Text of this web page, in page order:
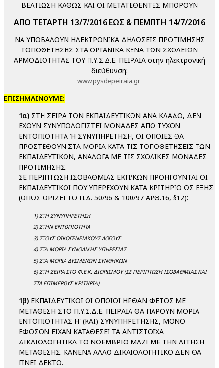
ΒΕΛΤΙΩΣΗ ΚΑΘΩΣ ΚΑΙ ΟΙ ΜΕΤΑΤΕΘΕΝΤΕΣ ΜΠΟΡΟΥΝ
ΑΠΟ ΤΕΤΑΡΤΗ 13/7/2016 ΕΩΣ & ΠΕΜΠΤΗ 14/7/2016
ΝΑ ΥΠΟΒΑΛΟΥΝ ΗΛΕΚΤΡΟΝΙΚΑ ΔΗΛΩΣΕΙΣ ΠΡΟΤΙΜΗΣΗΣ
ΤΟΠΟΘΕΤΗΣΗΣ ΣΤΑ ΟΡΓΑΝΙΚΑ ΚΕΝΑ ΤΩΝ ΣΧΟΛΕΙΩΝ
ΑΡΜΟΔΙΟΤΗΤΑΣ ΤΟΥ Π.Υ.Σ.Δ.Ε. ΠΕΙΡΑΙΑ στην ηλεκτρονική
διεύθυνση:
www.pysdepeiraia.gr
ΕΠΙΣΗΜΑΙΝΟΥΜΕ:
1α) ΣΤΗ ΣΕΙΡΑ ΤΩΝ ΕΚΠΑΙΔΕΥΤΙΚΩΝ ΑΝΑ ΚΛΑΔΟ, ΔΕΝ
ΕΧΟΥΝ ΣΥΝΥΠΟΛΟΓΙΣΤΕΙ ΜΟΝΑΔΕΣ ΑΠΟ ΤΥΧΟΝ
ΕΝΤΟΠΙΟΤΗΤΑ Ή ΣΥΝΥΠΗΡΕΤΗΣΗ, ΟΙ ΟΠΟΙΕΣ ΘΑ
ΠΡΟΣΤΕΘΟΥΝ ΣΤΑ ΜΟΡΙΑ ΚΑΤΑ ΤΙΣ ΤΟΠΟΘΕΤΗΣΕΙΣ ΤΩΝ
ΕΚΠΑΙΔΕΥΤΙΚΩΝ, ΑΝΑΛΟΓΑ ΜΕ ΤΙΣ ΣΧΟΛΙΚΕΣ ΜΟΝΑΔΕΣ
ΠΡΟΤΙΜΗΣΗΣ.
ΣΕ ΠΕΡΙΠΤΩΣΗ ΙΣΟΒΑΘΜΙΑΣ ΕΚΠ/ΚΩΝ ΠΡΟΗΓΟΥΝΤΑΙ ΟΙ
ΕΚΠΑΙΔΕΥΤΙΚΟΙ ΠΟΥ ΥΠΕΡΕΧΟΥΝ ΚΑΤΑ ΚΡΙΤΗΡΙΟ ΩΣ ΕΞΗΣ
(ΟΠΩΣ ΟΡΙΖΕΙ ΤΟ Π.Δ. 50/96 & 100/97 ΑΡΘ.16, §12):
1) ΣΤΗ ΣΥΝΥΠΗΡΕΤΗΣΗ
2) ΣΤΗΝ ΕΝΤΟΠΙΟΤΗΤΑ
3) ΣΤΟΥΣ ΟΙΚΟΓΕΝΕΙΑΚΟΥΣ ΛΟΓΟΥΣ
4) ΣΤΑ ΜΟΡΙΑ ΣΥΝΟΛΙΚΗΣ ΥΠΗΡΕΣΙΑΣ
5) ΣΤΑ ΜΟΡΙΑ ΔΥΣΜΕΝΩΝ ΣΥΝΘΗΚΩΝ
6) ΣΤΗ ΣΕΙΡΑ ΣΤΟ Φ.Ε.Κ. ΔΙΟΡΙΣΜΟΥ (ΣΕ ΠΕΡΙΠΤΩΣΗ ΙΣΟΒΑΘΜΙΑΣ ΚΑΙ
ΣΤΑ ΕΠΙΜΕΡΟΥΣ ΚΡΙΤΗΡΙΑ)
1β) ΕΚΠΑΙΔΕΥΤΙΚΟΙ ΟΙ ΟΠΟΙΟΙ ΗΡΘΑΝ ΦΕΤΟΣ ΜΕ
ΜΕΤΑΘΕΣΗ ΣΤΟ Π.Υ.Σ.Δ.Ε. ΠΕΙΡΑΙΑ ΘΑ ΠΑΡΟΥΝ ΜΟΡΙΑ
ΕΝΤΟΠΙΟΤΗΤΑΣ Η' (ΚΑΙ) ΣΥΝΥΠΗΡΕΤΗΣΗΣ, ΜΟΝΟ
ΕΦΟΣΟΝ ΕΙΧΑΝ ΚΑΤΑΘΕΣΕΙ ΤΑ ΑΝΤΙΣΤΟΙΧΑ
ΔΙΚΑΙΟΛΟΓΗΤΙΚΑ ΤΟ ΝΟΕΜΒΡΙΟ ΜΑΖΙ ΜΕ ΤΗΝ ΑΙΤΗΣΗ
ΜΕΤΑΘΕΣΗΣ. ΚΑΝΕΝΑ ΑΛΛΟ ΔΙΚΑΙΟΛΟΓΗΤΙΚΟ ΔΕΝ ΘΑ
ΓΙΝΕΙ ΔΕΚΤΟ.